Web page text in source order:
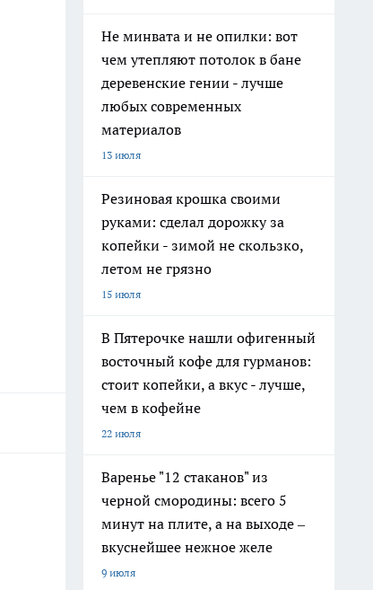
Не минвата и не опилки: вот
чем утепляют потолок в бане
деревенские гении - лучше
любых современных
материалов
13 июля
Резиновая крошка своими
руками: сделал дорожку за
копейки - зимой не скользко,
летом не грязно
15 июля
В Пятерочке нашли офигенный
восточный кофе для гурманов:
стоит копейки, а вкус - лучше,
чем в кофейне
22 июля
Варенье "12 стаканов" из
черной смородины: всего 5
минут на плите, а на выходе –
вкуснейшее нежное желе
9 июля